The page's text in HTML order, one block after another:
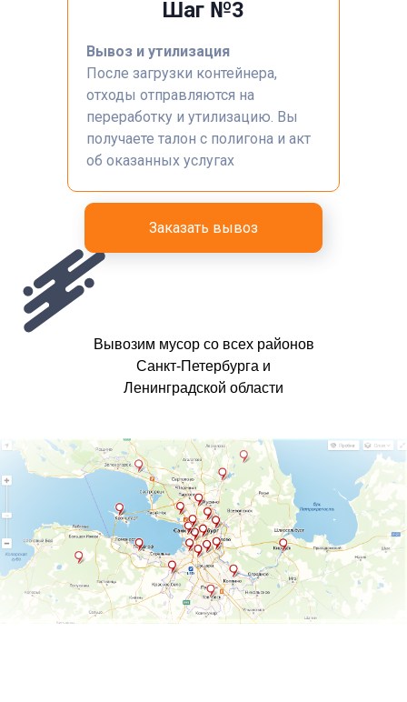
Шаг №3
Вывоз и утилизация
После загрузки контейнера,
отходы отправляются на
переработку и утилизацию. Вы
получаете талон с полигона и акт
об оказанных услугах
Заказать вывоз
Вывозим мусор со всех районов
Санкт-Петербурга и
Ленинградской области